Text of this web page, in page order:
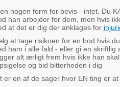
nogen form for bevis - intet. Du
han arbejder for dem, men hvis
at det er dig der anklages for
at tage risikoen for en bod hvis
ham i alle fald - eller gi en
alt ærligt frem hvis ikke han
og bid bitterheden i dig
er en af de sager hvor EN ting er